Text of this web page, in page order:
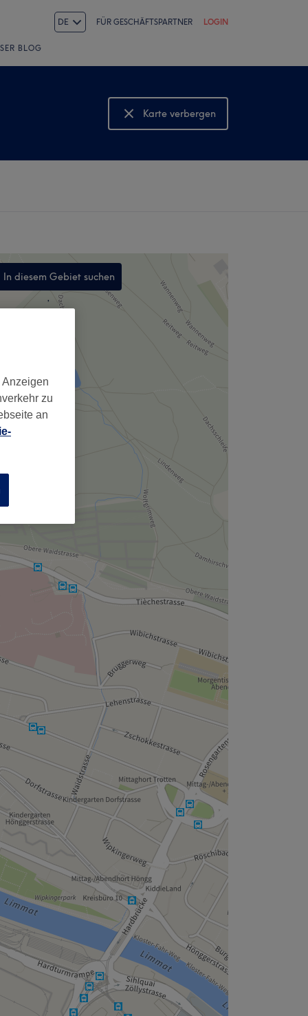
DE FÜR GESCHÄFTSPARTNER LOGIN
BLOG
Karte verbergen
Karte anzeigen
In diesem Gebiet suchen
,
zu
an